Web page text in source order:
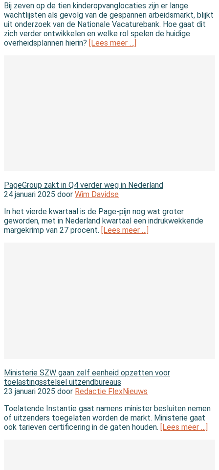
Bij zeven op de tien kinderopvanglocaties zijn er lange
wachtlijsten als gevolg van de gespannen arbeidsmarkt, blijkt
uit onderzoek van de Nationale Vacaturebank. Hoe gaat dit
zich verder ontwikkelen en welke rol spelen de huidige
overheidsplannen hierin? [Lees meer …]
PageGroup zakt in Q4 verder weg in Nederland
24 januari 2025 door Wim Davidse
In het vierde kwartaal is de Page-pijn nog wat groter
geworden, met in Nederland kwartaal een indrukwekkende
margekrimp van 27 procent.
[Lees meer …]
Ministerie SZW gaan zelf eenheid opzetten voor
toelastingsstelsel uitzendbureaus
23 januari 2025 door Redactie FlexNieuws
Toelatende Instantie gaat namens minister besluiten nemen
of uitzenders toegelaten worden de markt. Ministerie gaat
ook tarieven certificering in de gaten houden. [Lees meer …]